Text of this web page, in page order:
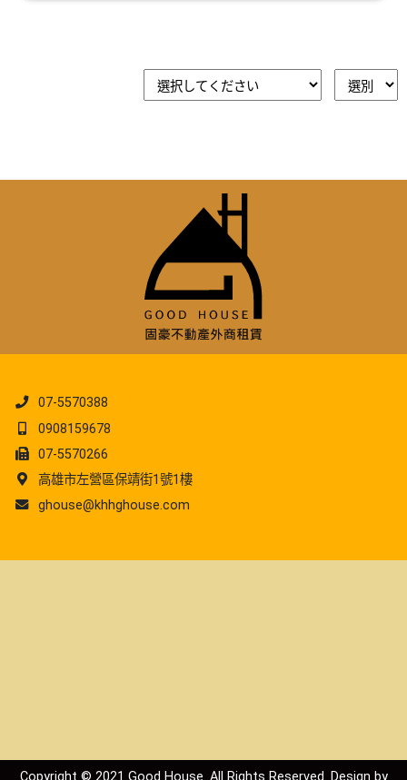
07-5570388
0908159678
07-5570266
高雄市左營區保靖街1號1樓
ghouse@khhghouse.com
Copyright © 2021 Good House. All Rights Reserved. Design by